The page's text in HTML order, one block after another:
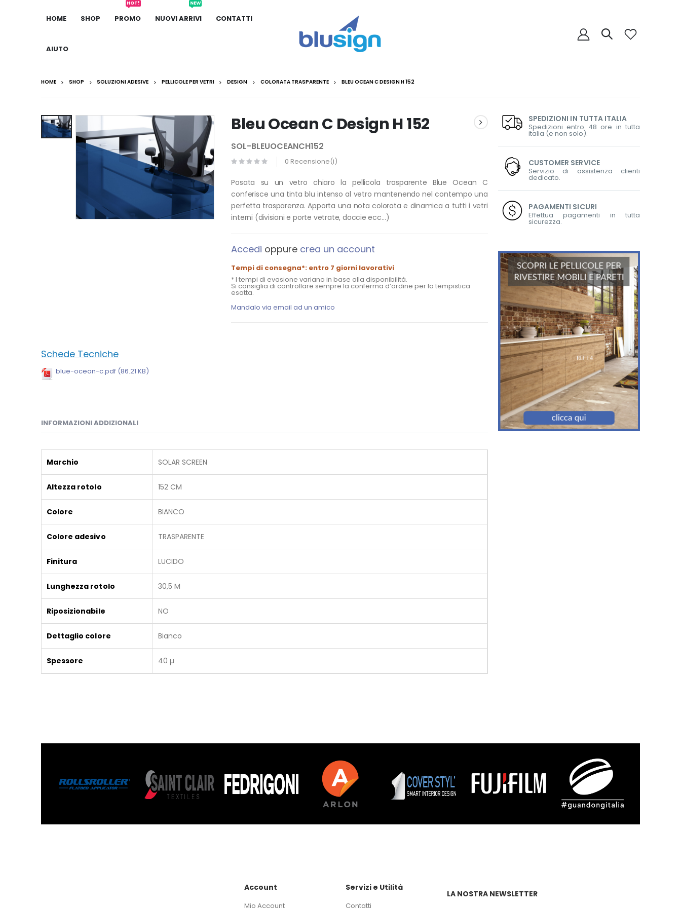
HOME SHOP PROMO
HOT!
NUOVI ARRIVI
NEW
CONTATTI
AIUTO
HOME SHOP SOLUZIONI ADESIVE PELLICOLE PER VETRI DESIGN COLORATA TRASPARENTE BLEU OCEAN C DESIGN H 152
Bleu Ocean C Design H 152
SOL-BLEUOCEANCH152
0 Recensione(i)
Posata su un vetro chiaro la pellicola trasparente Blue Ocean C
conferisce una tinta blu intenso al vetro mantenendo nel contempo una
perfetta trasparenza. Apporta una nota colorata e dinamica a tutti i vetri
interni (divisioni e porte vetrate, doccie ecc…)
Accedi oppure crea un account
Tempi di consegna*: entro 7 giorni lavorativi
* I tempi di evasione variano in base alla disponibilità.
Si consiglia di controllare sempre la conferma d’ordine per la tempistica
esatta.
Mandalo via email ad un amico
Schede Tecniche
blue-ocean-c.pdf (86.21 KB)
INFORMAZIONI ADDIZIONALI
Marchio SOLAR SCREEN
Altezza rotolo 152 CM
Colore BIANCO
Colore adesivo TRASPARENTE
Finitura LUCIDO
Lunghezza rotolo 30,5 M
Riposizionabile NO
Dettaglio colore Bianco
Spessore 40 µ
SPEDIZIONI IN TUTTA ITALIA
Spedizioni entro 48 ore in tutta
italia (e non solo).
CUSTOMER SERVICE
Servizio di assistenza clienti
dedicato.
PAGAMENTI SICURI
Effettua pagamenti in tutta
sicurezza.
Account
Mio Account
Servizi e Utilità
Contatti
LA NOSTRA NEWSLETTER